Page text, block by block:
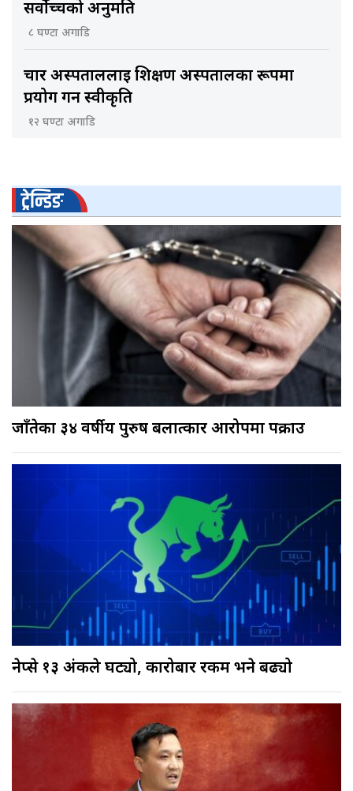
सर्वोच्चको अनुमति
८ घण्टा अगाडि
चार अस्पताललाई शिक्षण अस्पतालका रूपमा
प्रयोग गर्न स्वीकृति
१२ घण्टा अगाडि
ट्रेन्डिङ
जाँतेका ३४ वर्षीय पुरुष बलात्कार आरोपमा पक्राउ
नेप्से १३ अंकले घट्यो, कारोबार रकम भने बढ्यो